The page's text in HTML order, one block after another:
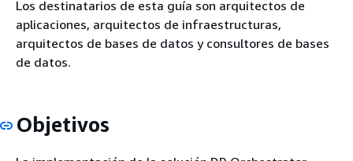
Los destinatarios de esta guía son arquitectos de
aplicaciones, arquitectos de infraestructuras,
arquitectos de bases de datos y consultores de bases
de datos.
Objetivos